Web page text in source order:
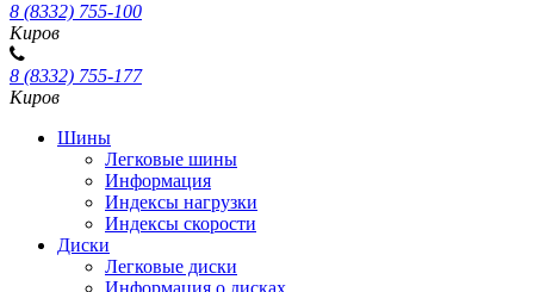
8 (8332) 755-100
Киров
8 (8332) 755-177
Киров
Шины
Легковые шины
Информация
Индексы нагрузки
Индексы скорости
Диски
Легковые диски
Информация о дисках